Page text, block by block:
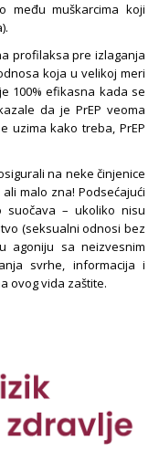
među muškarcima koji
profilaksa pre izlaganja
koja u velikoj meri
100% efikasna kada se
da je PrEP veoma
uzima kako treba, PrEP
na neke činjenice
malo zna! Podsećajući
– ukoliko nisu
(seksualni odnosi bez
agoniju sa neizvesnim
svrhe, informacija i
ovog vida zaštite.